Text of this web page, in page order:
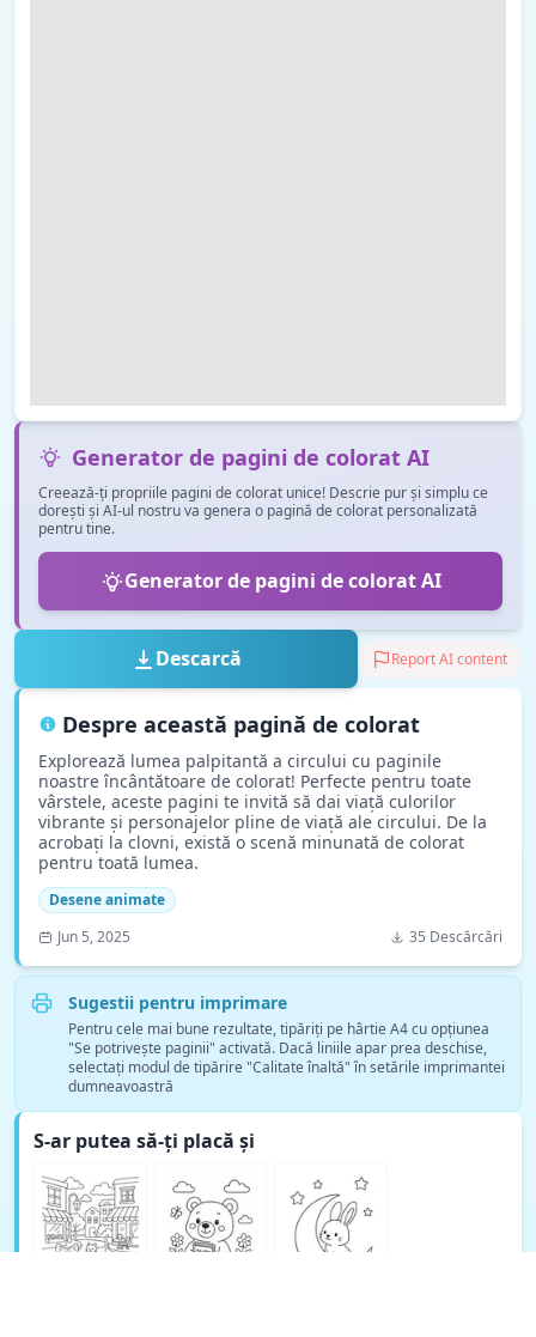
Generator de pagini de colorat AI
Creează-ți propriile pagini de colorat unice! Descrie pur și simplu ce
dorești și AI-ul nostru va genera o pagină de colorat personalizată
pentru tine.
Generator de pagini de colorat AI
Descarcă Report AI content
Despre această pagină de colorat
Explorează lumea palpitantă a circului cu paginile
noastre încântătoare de colorat! Perfecte pentru toate
vârstele, aceste pagini te invită să dai viață culorilor
vibrante și personajelor pline de viață ale circului. De la
acrobați la clovni, există o scenă minunată de colorat
pentru toată lumea.
Desene animate
Jun 5, 2025
35 Descărcări
Sugestii pentru imprimare
Pentru cele mai bune rezultate, tipăriți pe hârtie A4 cu opțiunea
"Se potrivește paginii" activată. Dacă liniile apar prea deschise,
selectați modul de tipărire "Calitate înaltă" în setările imprimantei
dumneavoastră
S-ar putea să-ți placă și